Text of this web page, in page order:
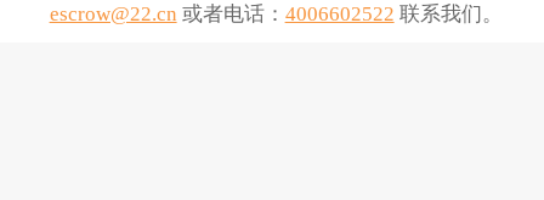
escrow@22.cn 或者电话： 4006602522 联系我们。